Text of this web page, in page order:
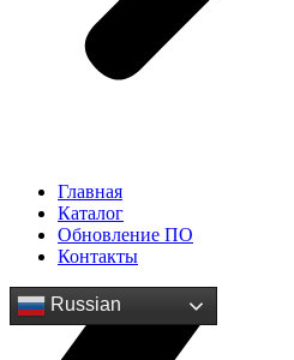
Главная
Каталог
Обновление ПО
Контакты
Russian